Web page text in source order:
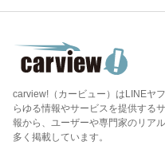
carview!（カービュー）はLINEヤ
らゆる情報やサービスを提供する
報から、ユーザーや専門家のリア
多く掲載しています。